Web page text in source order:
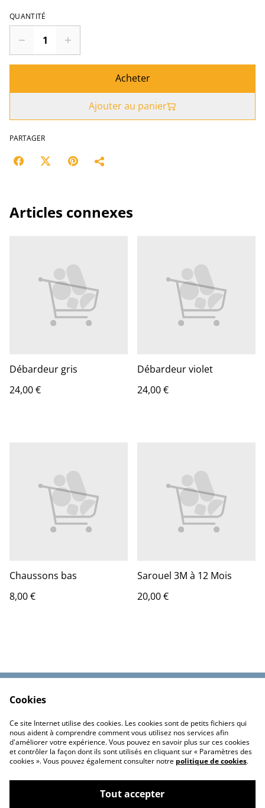
QUANTITÉ
Acheter
Ajouter au panier
PARTAGER
Articles connexes
Débardeur gris
24,00 €
Débardeur violet
24,00 €
Chaussons bas
8,00 €
Sarouel 3M à 12 Mois
20,00 €
Politique de
confidentialité
Politique de cookies
Cookies
Ce site Internet utilise des cookies. Les cookies sont de petits fichiers qui
nous aident à comprendre comment vous utilisez nos services afin
d'améliorer votre expérience. Vous pouvez en savoir plus sur ces cookies
et contrôler la façon dont ils sont utilisés en cliquant sur « Paramètres des
cookies ». Vous pouvez également consulter notre politique de cookies.
Tout accepter